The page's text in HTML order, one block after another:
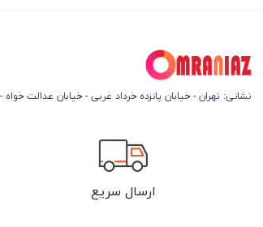
نشانی: تهران - خیابان پانزده خرداد غربی - خیابان عدالت خواه
ارسال سریع